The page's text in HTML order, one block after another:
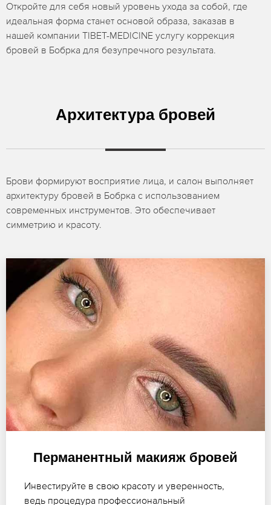
Откройте для себя новый уровень ухода за собой, где
идеальная форма станет основой образа, заказав в
нашей компании TIBET-MEDICINE услугу коррекция
бровей в Бобрка для безупречного результата.
Архитектура бровей
Брови формируют восприятие лица, и салон выполняет
архитектуру бровей в Бобрка с использованием
современных инструментов. Это обеспечивает
симметрию и красоту.
Перманентный макияж бровей
Инвестируйте в свою красоту и уверенность,
ведь процедура профессиональный